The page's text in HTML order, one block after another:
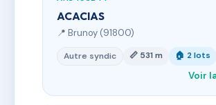
ACACIAS
📍 Brunoy (91800)
Autre syndic 📏 531 m 🏠 2 lots
Voir